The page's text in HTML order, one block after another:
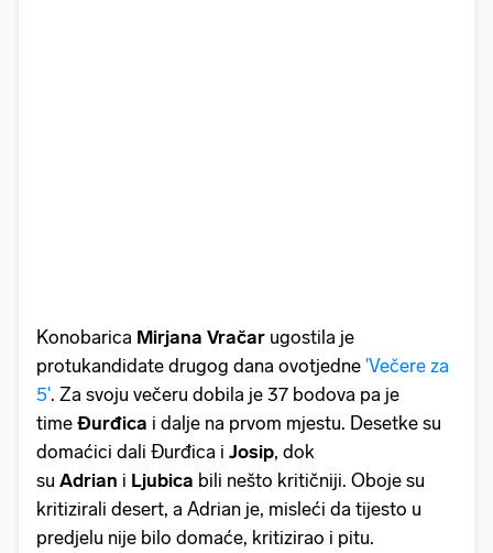
Konobarica Mirjana Vračar ugostila je
protukandidate drugog dana ovotjedne 'Večere za
5'. Za svoju večeru dobila je 37 bodova pa je
time Đurđica i dalje na prvom mjestu. Desetke su
domaćici dali Đurđica i Josip, dok
su Adrian i Ljubica bili nešto kritičniji. Oboje su
kritizirali desert, a Adrian je, misleći da tijesto u
predjelu nije bilo domaće, kritizirao i pitu.